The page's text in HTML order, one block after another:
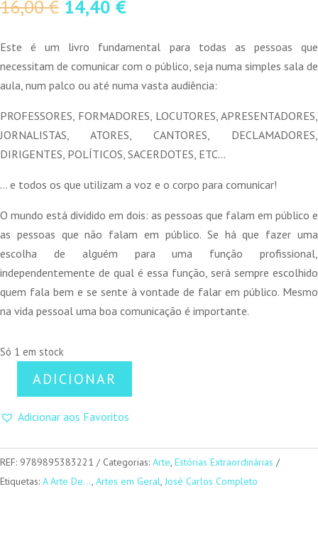
16,00€ O
original
era:
16,00 €.
14,40 €O
atual
é:
14,40 €.
Este é um livro fundamental para todas as pessoas que
necessitam de comunicar com o público, seja numa simples sala de
aula, num palco ou até numa vasta audiência:
PROFESSORES, FORMADORES, LOCUTORES, APRESENTADORES,
JORNALISTAS, ATORES, CANTORES, DECLAMADORES,
DIRIGENTES, POLÍTICOS, SACERDOTES, ETC…
… e todos os que utilizam a voz e o corpo para comunicar!
O mundo está dividido em dois: as pessoas que falam em público e
as pessoas que não falam em público. Se há que fazer uma
escolha de alguém para uma função profissional,
independentemente de qual é essa função, será sempre escolhido
quem fala bem e se sente à vontade de falar em público. Mesmo
na vida pessoal uma boa comunicação é importante.
Só 1 em stock
Quantidade
Arte
De
Falar
ADICIONAR
Adicionar aos Favoritos
REF: 9789895383221 Categorias: Arte, Estórias Extraordinárias
Etiquetas: A Arte De…, Artes em Geral, José Carlos Completo